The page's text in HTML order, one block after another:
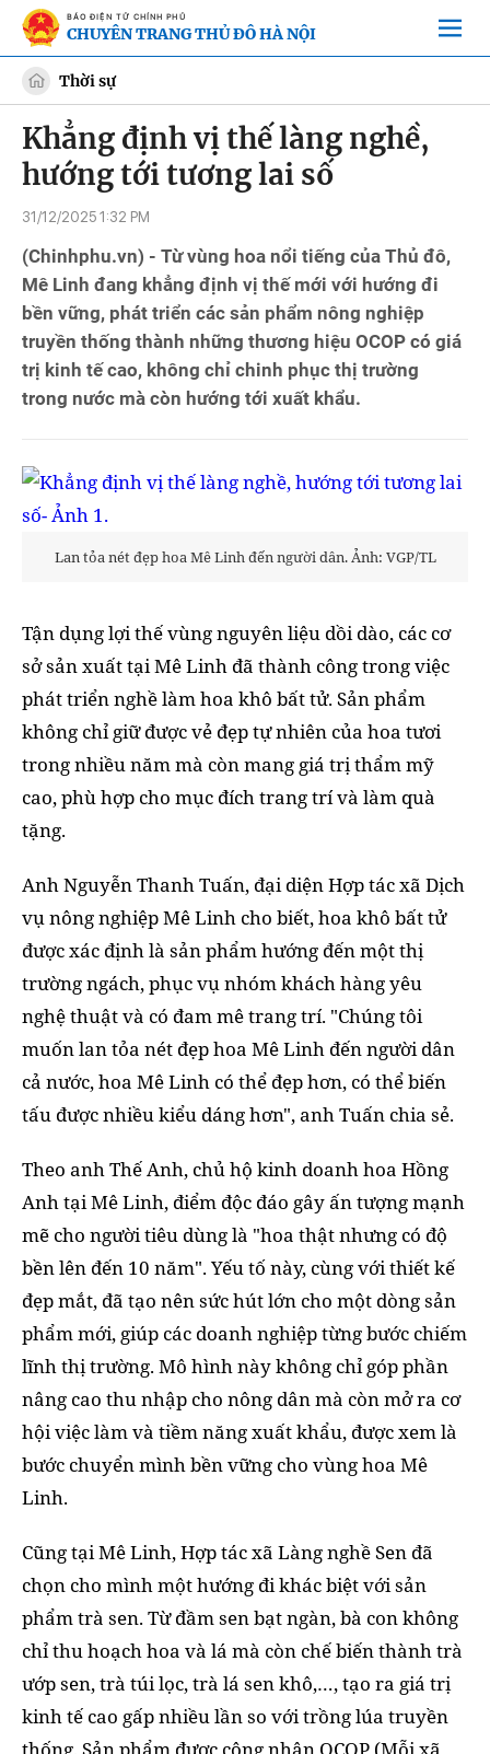
BÁO ĐIỆN TỬ CHÍNH PHỦ
CHUYÊN TRANG THỦ ĐÔ HÀ NỘI
Thời sự
Khẳng định vị thế làng nghề,
hướng tới tương lai số
31/12/2025 1:32 PM
(Chinhphu.vn) - Từ vùng hoa nổi tiếng của Thủ đô,
Mê Linh đang khẳng định vị thế mới với hướng đi
bền vững, phát triển các sản phẩm nông nghiệp
truyền thống thành những thương hiệu OCOP có giá
trị kinh tế cao, không chỉ chinh phục thị trường
trong nước mà còn hướng tới xuất khẩu.
Lan tỏa nét đẹp hoa Mê Linh đến người dân. Ảnh: VGP/TL
Tận dụng lợi thế vùng nguyên liệu dồi dào, các cơ
sở sản xuất tại Mê Linh đã thành công trong việc
phát triển nghề làm hoa khô bất tử. Sản phẩm
không chỉ giữ được vẻ đẹp tự nhiên của hoa tươi
trong nhiều năm mà còn mang giá trị thẩm mỹ
cao, phù hợp cho mục đích trang trí và làm quà
tặng.
Anh Nguyễn Thanh Tuấn, đại diện Hợp tác xã Dịch
vụ nông nghiệp Mê Linh cho biết, hoa khô bất tử
được xác định là sản phẩm hướng đến một thị
trường ngách, phục vụ nhóm khách hàng yêu
nghệ thuật và có đam mê trang trí. "Chúng tôi
muốn lan tỏa nét đẹp hoa Mê Linh đến người dân
cả nước, hoa Mê Linh có thể đẹp hơn, có thể biến
tấu được nhiều kiểu dáng hơn", anh Tuấn chia sẻ.
Theo anh Thế Anh, chủ hộ kinh doanh hoa Hồng
Anh tại Mê Linh, điểm độc đáo gây ấn tượng mạnh
mẽ cho người tiêu dùng là "hoa thật nhưng có độ
bền lên đến 10 năm". Yếu tố này, cùng với thiết kế
đẹp mắt, đã tạo nên sức hút lớn cho một dòng sản
phẩm mới, giúp các doanh nghiệp từng bước chiếm
lĩnh thị trường. Mô hình này không chỉ góp phần
nâng cao thu nhập cho nông dân mà còn mở ra cơ
hội việc làm và tiềm năng xuất khẩu, được xem là
bước chuyển mình bền vững cho vùng hoa Mê
Linh.
Cũng tại Mê Linh, Hợp tác xã Làng nghề Sen đã
chọn cho mình một hướng đi khác biệt với sản
phẩm trà sen. Từ đầm sen bạt ngàn, bà con không
chỉ thu hoạch hoa và lá mà còn chế biến thành trà
ướp sen, trà túi lọc, trà lá sen khô,…, tạo ra giá trị
kinh tế cao gấp nhiều lần so với trồng lúa truyền